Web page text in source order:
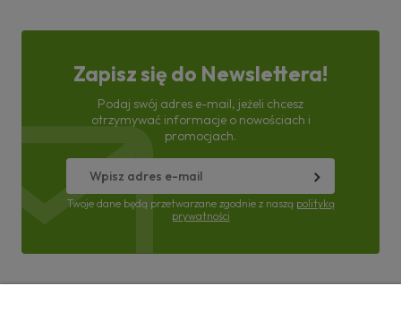
Zapisz się do Newslettera!
Podaj swój adres e-mail, jeżeli chcesz
otrzymywać informacje o nowościach i
promocjach.
Twoje dane będą przetwarzane zgodnie z naszą polityką
prywatności